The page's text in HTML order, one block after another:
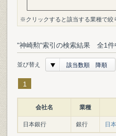
※クリックすると該当する業種で絞
"神崎勲"索引の検索結果 全1
並び替え 該当数順 降順
1
会社名 業種
日本銀行 銀行 日